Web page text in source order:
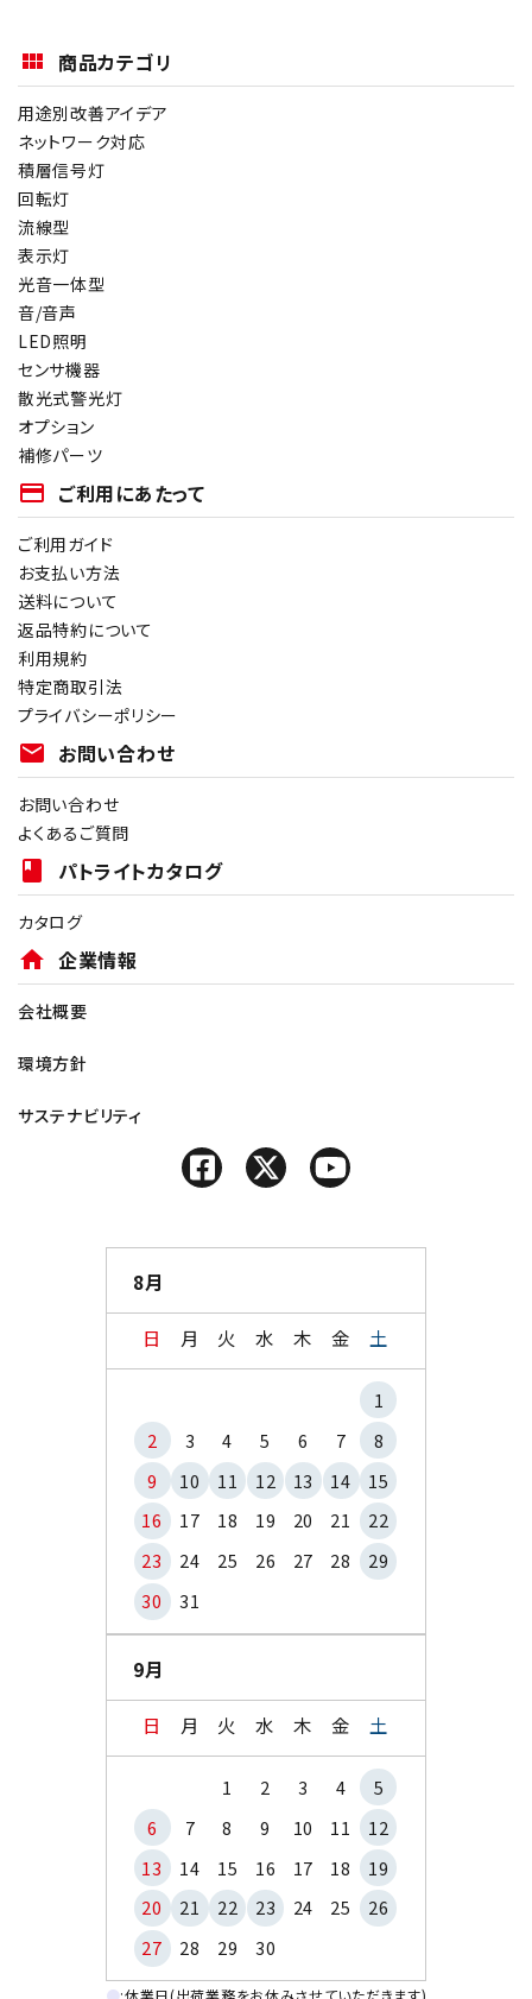
商品カテゴリ
用途別改善アイデア
ネットワーク対応
積層信号灯
回転灯
流線型
表示灯
光音一体型
音/音声
LED照明
センサ機器
散光式警光灯
オプション
補修パーツ
payment ご利用にあたって
ご利用ガイド
お支払い方法
送料について
返品特約について
利用規約
特定商取引法
プライバシーポリシー
mail お問い合わせ
お問い合わせ
よくあるご質問
book パトライトカタログ
カタログ
home 企業情報
会社概要
環境方針
サステナビリティ
8月
日 月 火 水 木 金 土
1
2
3 4 5 6 7
8
9
10 11 12 13 14
15
16
17 18 19 20 21
22
23
24 25 26 27 28
29
30
31
9月
日 月 火 水 木 金 土
1 2 3 4
5
6
7 8 9 10 11
12
13
14 15 16 17 18
19
20
21 22 23 24 25
26
27
28 29 30
●:休業日(出荷業務をお休みさせていただきます)